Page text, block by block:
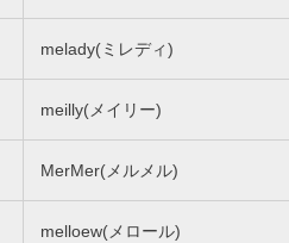
melady(ミレディ)
meilly(メイリー)
MerMer(メルメル)
melloew(メロール)